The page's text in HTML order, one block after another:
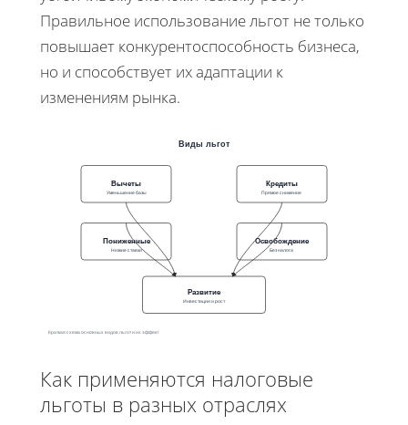
Правильное использование льгот не только
повышает конкурентоспособность бизнеса,
но и способствует их адаптации к
изменениям рынка.
Виды льгот
Вычеты
Уменьшение базы
Кредиты
Прямое снижение
Пониженные
Низкие ставки
Освобождение
Без налога
Развитие
Инвестиции и рост
Краткая схема основных видов льгот и их эффект
Как применяются налоговые
льготы в разных отраслях